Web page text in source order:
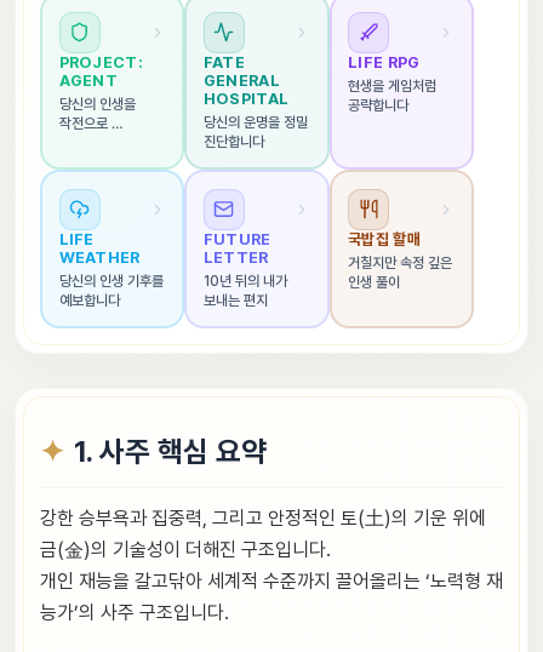
PROJECT:
AGENT
당신의 인생을
작전으로
FATE
GENERAL
HOSPITAL
당신의 운명을 정밀
진단합니다
LIFE RPG
현생을 게임처럼
공략합니다
LIFE
WEATHER
당신의 인생 기후를
예보합니다
FUTURE
LETTER
10년 뒤의 내가
보내는 편지
국밥집 할매
거칠지만 속정 깊은
인생 풀이
1. 사주 핵심 요약
강한 승부욕과 집중력, 그리고 안정적인 토(土)의 기운 위에
금(金)의 기술성이 더해진 구조입니다.
개인 재능을 갈고닦아 세계적 수준까지 끌어올리는 ‘노력형 재
능가’의 사주 구조입니다.